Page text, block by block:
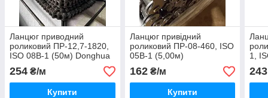
Ланцюг приводний
роликовий ПР-12,7-1820,
ISO 08B-1 (50м) Donghua
254 ₴/м
Купити
Ланцюг привідний
роликовий ПР-08-460, ISO
05B-1 (5,00м)
162₴/м
Купити
1,
243